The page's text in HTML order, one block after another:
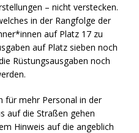
– nicht verstecken.
in der Rangfolge der
auf Platz 17 zu
auf Platz sieben noch
Rüstungsausgaben noch
für mehr Personal in der
auf die Straßen gehen
Hinweis auf die angeblich